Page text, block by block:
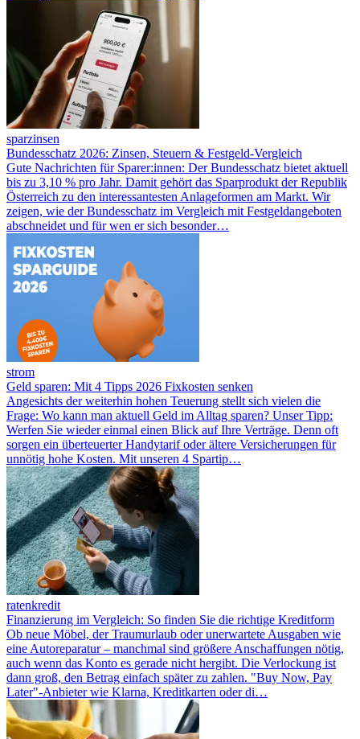
sparzinsen
Bundesschatz 2026: Zinsen, Steuern & Festgeld-Vergleich
Gute Nachrichten für Sparer:innen: Der Bundesschatz bietet aktuell
bis zu 3,10 % pro Jahr. Damit gehört das Sparprodukt der Republik
Österreich zu den interessantesten Anlageformen am Markt. Wir
zeigen, wie der Bundesschatz im Vergleich mit Festgeldangeboten
abschneidet und für wen er sich besonder…
strom
Geld sparen: Mit 4 Tipps 2026 Fixkosten senken
Angesichts der weiterhin hohen Teuerung stellt sich vielen die
Frage: Wo kann man aktuell Geld im Alltag sparen? Unser Tipp:
Werfen Sie wieder einmal einen Blick auf Ihre Verträge. Denn oft
sorgen ein überteuerter Handytarif oder ältere Versicherungen für
unnötig hohe Kosten. Mit unseren 4 Spartip…
ratenkredit
Finanzierung im Vergleich: So finden Sie die richtige Kreditform
Ob neue Möbel, der Traumurlaub oder unerwartete Ausgaben wie
eine Autoreparatur – manchmal sind größere Anschaffungen nötig,
auch wenn das Konto es gerade nicht hergibt. Die Verlockung ist
dann groß, den Betrag einfach später zu zahlen. "Buy Now, Pay
Later"-Anbieter wie Klarna, Kreditkarten oder di…